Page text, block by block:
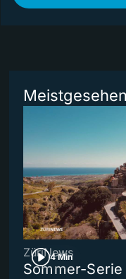
Meistgesehen
4 Min
ZüriNews
Sommer-